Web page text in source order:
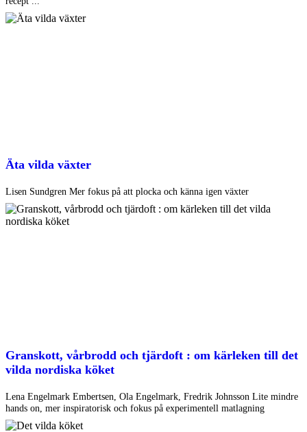
Äta vilda växter
Lisen Sundgren Mer fokus på att plocka och känna igen växter
Granskott, vårbrodd och tjärdoft : om kärleken till det
vilda nordiska köket
Lena Engelmark Embertsen, Ola Engelmark, Fredrik Johnsson Lite mindre
hands on, mer inspiratorisk och fokus på experimentell matlagning